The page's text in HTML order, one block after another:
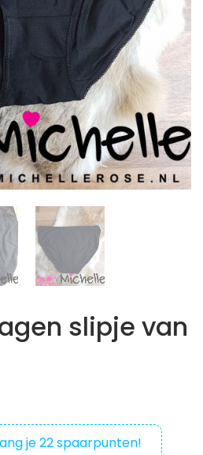
slipje van
je22spaarpunten!